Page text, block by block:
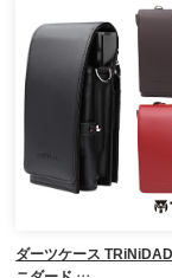
ダーツケース